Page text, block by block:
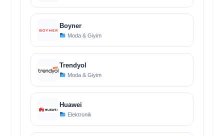
Boyner
Moda & Giyim
Trendyol
Moda & Giyim
Huawei
Elektronik